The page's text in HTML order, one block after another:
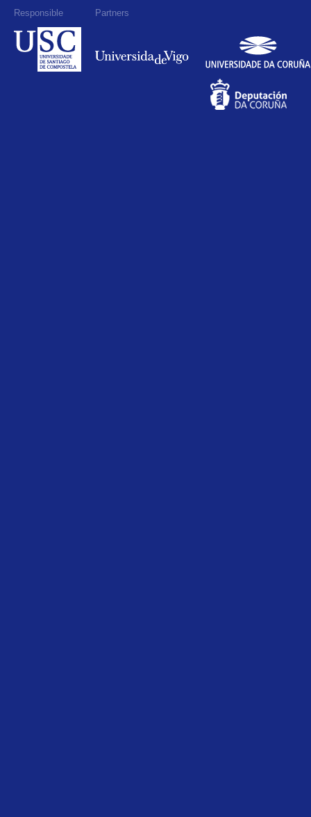
Responsible Partners